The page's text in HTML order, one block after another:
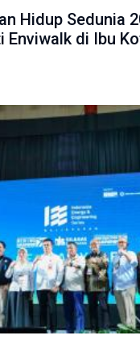
Hidup Sedunia
Enviwalk di Ibu